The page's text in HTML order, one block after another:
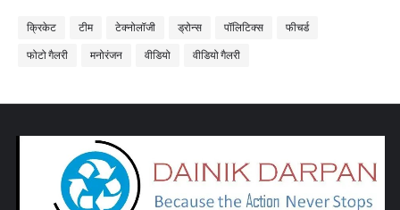
क्रिकेट टीम टेक्नोलॉजी ड्रोन्स पॉलिटिक्स फीचर्ड
फोटो गैलरी मनोरंजन वीडियो वीडियो गैलरी